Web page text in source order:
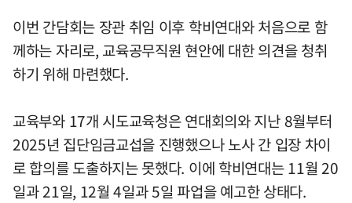
이번 간담회는 장관 취임 이후 학비연대와 처음으로 함
께하는 자리로, 교육공무직원 현안에 대한 의견을 청취
하기 위해 마련했다.
교육부와 17개 시도교육청은 연대회의와 지난 8월부터
2025년 집단임금교섭을 진행했으나 노사 간 입장 차이
로 합의를 도출하지는 못했다. 이에 학비연대는 11월 20
일과 21일, 12월 4일과 5일 파업을 예고한 상태다.